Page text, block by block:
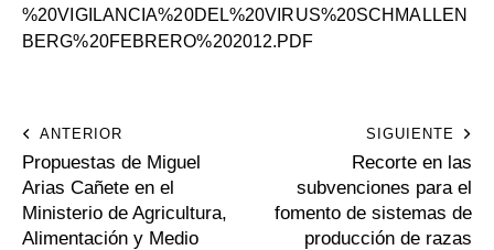
%20VIGILANCIA%20DEL%20VIRUS%20SCHMALLEN
BERG%20FEBRERO%202012.PDF
ANTERIOR
Propuestas de Miguel
Arias Cañete en el
Ministerio de Agricultura,
Alimentación y Medio
SIGUIENTE
Recorte en las
subvenciones para el
fomento de sistemas de
producción de razas